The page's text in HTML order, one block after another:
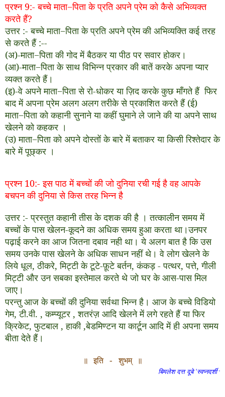
प्रश्न 9:- बच्चे माता−पिता के प्रति अपने प्रेम को कैसे अभिव्यक्त
करते हैं?
उत्तर :-बच्चे माता−पिता के प्रति अपने प्रेम की अभिव्यक्ति कई तरह
से करते हैं :--
(अ)-माता−पिता की गोद में बैठकर या पीठ पर सवार होकर।
(आ)-माता−पिता के साथ विभिन्न प्रकार की बातें करके अपना प्यार
व्यक्त करते हैं।
(इ)-वे अपने माता−पिता से रो-धोकर या ज़िद करके कुछ माँगते हैंफिर
बाद में अपना प्रेम अलग अलग तरीके से प्रकाशित करते हैं (ई)
माता−पिता को कहानी सुनाने या कहीं घुमाने ले जाने की या अपने साथ
खेलने को कहकर ।
(उ) माता−पिता को अपने दोस्तों के बारे में बताकर या किसी रिश्तेदार के
बारे में पूछ्कर ।
प्रश्न 10:- इस पाठ में बच्चों की जो दुनिया रची गई है वह आपके
बचपन की दुनिया से किस तरह भिन्न है
उत्तर :-प्रस्तुत कहानी तीस के दशक की है । तत्कालीन समय में
बच्चों के पास खेलन-कूदने का अधिक समय हुआ करता था।उनपर
पढ़ाई करने का आज जितना दबाव नही था। ये अलग बात है कि उस
समय उनके पास खेलने के अधिक साधन नहीं थे। वे लोग खेलने के
लिये धूल,ठीकरे,मिट्टी के टूटे-फ़ूटे बर्तन,कंकड़-पत्थर, पत्ते,गीली
मिट्टी और उन सबका इस्तेमाल करते थे जो घर के आस-पास मिल
जाए।
परन्तु आज के बच्चों की दुनिया सर्वथा भिन्न है। आज के बच्चे विडियो
गेम,टी.वी. ,कम्प्यूटर ,शतरंज़ आदि खेलने में लगे रहते हैं या फिर
क्रिकेट,फुटबाल ,हाकी,बेडमिण्टन या कार्टून आदि में ही अपना समय
बीता देते हैं।
॥ इति - शुभम् ॥
बिमलेश दत्त दूबे ‘स्वप्नदर्शी'